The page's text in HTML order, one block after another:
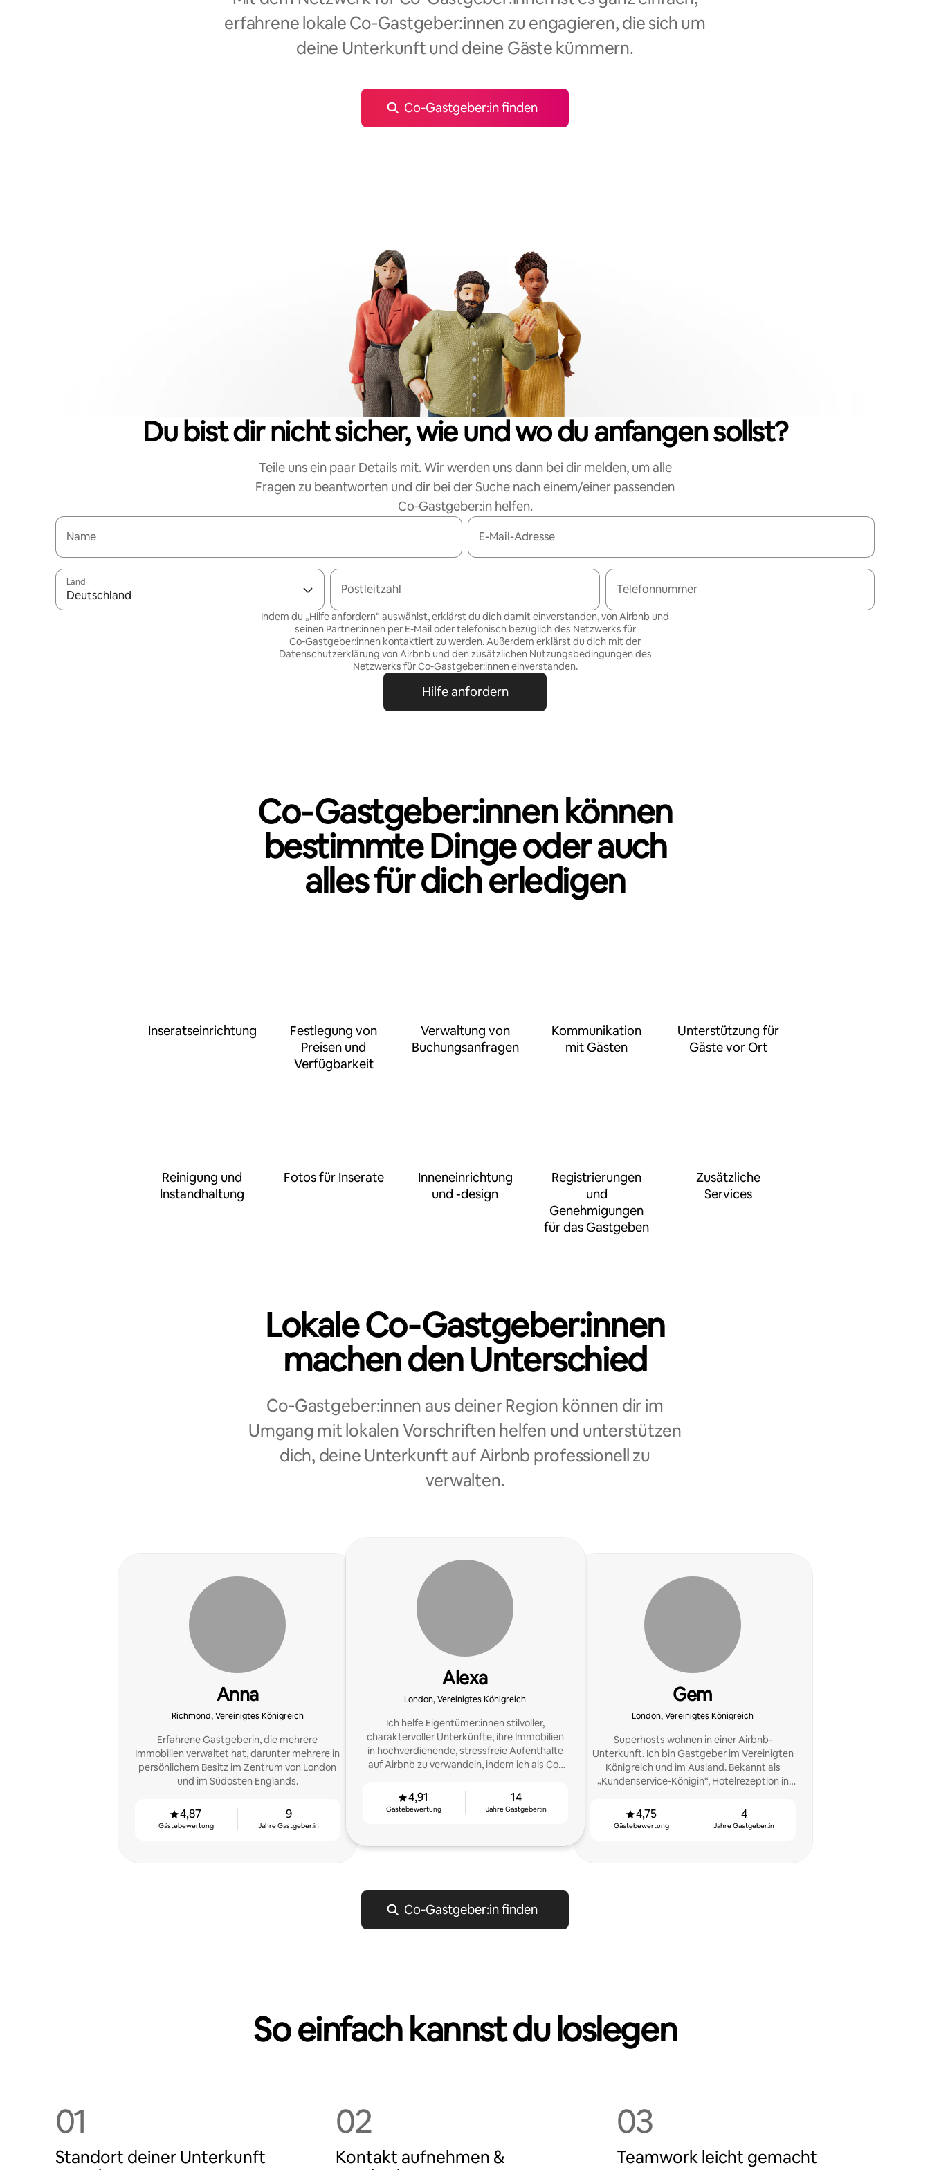
erfahrene lokale Co‑Gastgeber:innen zu engagieren, die sich um
deine Unterkunft und deine Gäste kümmern.
Co‑Gastgeber:in finden
Du bist dir nicht sicher, wie und wo du anfangen sollst?
Teile uns ein paar Details mit. Wir werden uns dann bei dir melden, um alle
Fragen zu beantworten und dir bei der Suche nach einem/einer passenden
Co‑Gastgeber:in helfen.
Name E-Mail-Adresse
Land
Deutschland Postleitzahl Telefonnummer
Indem du „Hilfe anfordern“ auswählst, erklärst du dich damit einverstanden, von Airbnb und
seinen Partner:innen per E-Mail oder telefonisch bezüglich des Netzwerks für
Co‑Gastgeber:innen kontaktiert zu werden. Außerdem erklärst du dich mit der
Datenschutzerklärung von Airbnb und denzusätzlichen Nutzungsbedingungen des
Netzwerks für Co‑Gastgeber:inneneinverstanden.
Hilfe anfordern
Co‑Gastgeber:innen können
bestimmte Dinge oder auch
alles für dich erledigen
Inseratseinrichtung
Festlegung von
Preisen und
Verfügbarkeit
Verwaltung von
Buchungsanfragen
Kommunikation
mit Gästen
Unterstützung für
Gäste vor Ort
Reinigung und
Instandhaltung
Fotos für Inserate
Inneneinrichtung
und -design
Registrierungen
und
Genehmigungen
für das Gastgeben
Zusätzliche
Services
Lokale Co‑Gastgeber:innen
machen den Unterschied
Co‑Gastgeber:innen aus deiner Region können dir im
Umgang mit lokalen Vorschriften helfen und unterstützen
dich, deine Unterkunft auf Airbnb professionell zu
verwalten.
Anna
Richmond, Vereinigtes Königreich
Erfahrene Gastgeberin, die mehrere
Immobilien verwaltet hat, darunter mehrere in
persönlichem Besitz im Zentrum von London
und im Südosten Englands.
4,87
Gästebewertung
9
Jahre Gastgeber:in
Alexa
London, Vereinigtes Königreich
Ich helfe Eigentümer:innen stilvoller,
charaktervoller Unterkünfte, ihre Immobilien
in hochverdienende, stressfreie Aufenthalte
auf Airbnb zu verwandeln, indem ich als Co-
agiere.
4,91
Gästebewertung
14
Jahre Gastgeber:in
Gem
London, Vereinigtes Königreich
Superhosts wohnen in einer Airbnb-
Unterkunft. Ich bin Gastgeber im Vereinigten
Königreich und im Ausland. Bekannt als
„Kundenservice-Königin“, Hotelrezeption in
Gäste-Favoriten.
4,75
Gästebewertung
4
Jahre Gastgeber:in
Co‑Gastgeber:in finden
So einfach kannst du loslegen
01
Standort deiner Unterkunft
02
Kontakt aufnehmen &
03
Teamwork leicht gemacht